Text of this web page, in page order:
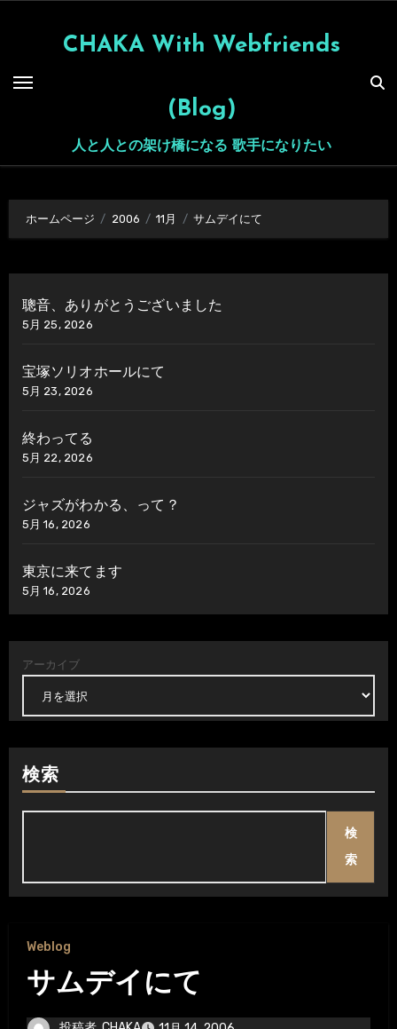
CHAKA With Webfriends
(Blog)
人と人との架け橋になる 歌手になりたい
ホームページ 2006 11月 サムデイにて
聰音、ありがとうございました
5月 25, 2026
宝塚ソリオホールにて
5月 23, 2026
終わってる
5月 22, 2026
ジャズがわかる、って？
5月 16, 2026
東京に来てます
5月 16, 2026
アーカイブ
検索
検
索
Weblog
サムデイにて